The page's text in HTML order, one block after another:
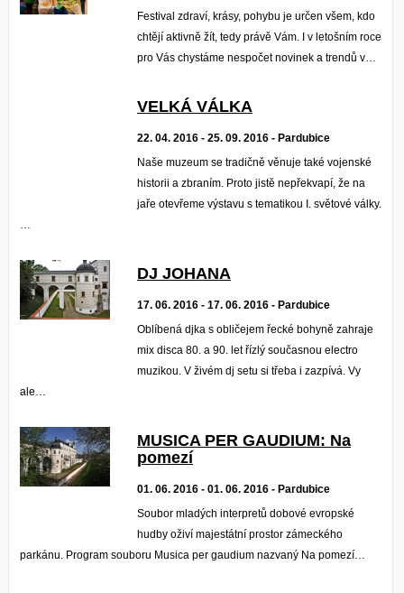
Festival zdraví, krásy, pohybu je určen všem, kdo
chtějí aktivně žít, tedy právě Vám. I v letošním roce
pro Vás chystáme nespočet novinek a trendů v…
VELKÁ VÁLKA
22. 04. 2016 - 25. 09. 2016 - Pardubice
Naše muzeum se tradičně věnuje také vojenské
historii a zbraním. Proto jistě nepřekvapí, že na
jaře otevřeme výstavu s tematikou I. světové války.
…
DJ JOHANA
17. 06. 2016 - 17. 06. 2016 - Pardubice
Oblíbená djka s obličejem řecké bohyně zahraje
mix disca 80. a 90. let řízlý současnou electro
muzikou. V živém dj setu si třeba i zazpívá. Vy
ale…
MUSICA PER GAUDIUM: Na
pomezí
01. 06. 2016 - 01. 06. 2016 - Pardubice
Soubor mladých interpretů dobové evropské
hudby oživí majestátní prostor zámeckého
parkánu. Program souboru Musica per gaudium nazvaný Na pomezí…